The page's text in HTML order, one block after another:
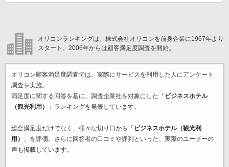
オリコンランキングは、株式会社オリコンを前身企業に1967年より
スタート。2006年からは顧客満足度調査を開始。
オリコン顧客満足度調査では、実際にサービスを利用した 人にアンケート
調査を実施。
満足度に関する回答を基に、調査企業社を対象にした「 ビジネスホテル
（観光利用）
」ランキングを発表しています。
総合満足度だけでなく、様々な切り口から「 ビジネスホテル（観光利
用）
」を評価。さらに回答者の口コミや評判といった、実際のユーザーの
声も掲載しています。